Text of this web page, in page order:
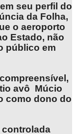
seu perfil do
da Folha,
o aeroporto
Estado, não
público em
avô Múcio
como dono do
controlada